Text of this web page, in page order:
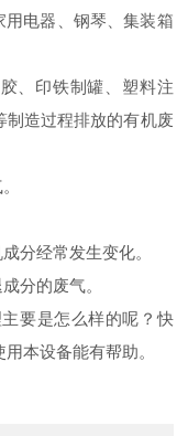
电器、钢琴、集装箱
、印铁制罐、塑料注
制造过程排放的有机废
分经常发生变化。
分的废气。
要是怎么样的呢？快
本设备能有帮助。